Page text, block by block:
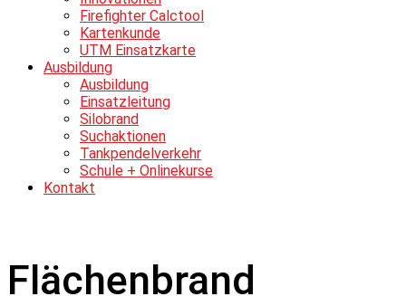
Firefighter Calctool
Kartenkunde
UTM Einsatzkarte
Ausbildung
Ausbildung
Einsatzleitung
Silobrand
Suchaktionen
Tankpendelverkehr
Schule + Onlinekurse
Kontakt
Flächenbrand